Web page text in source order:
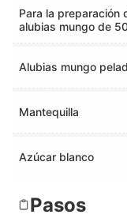
Para la
alubias mungo de
Alubias mungo
Mantequilla
Azúcar blanco
Pasos